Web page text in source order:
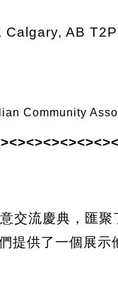
AB
Community
流慶典，匯聚
供了一個展示